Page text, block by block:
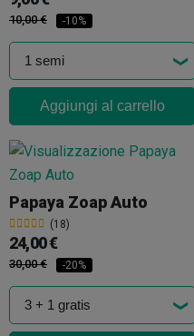
10,00 € -10%
Aggiungi al carrello
Papaya Zoap Auto
(18)
24,00 €
30,00 € -20%